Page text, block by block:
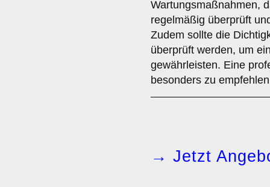
Wartungsmaßnahmen,
regelmäßig überprüft
Zudem sollte die
überprüft werden, um
gewährleisten. Eine
besonders zu
→ Jetzt